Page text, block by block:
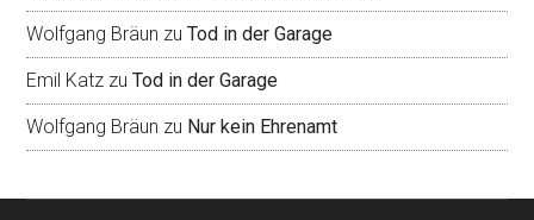
Wolfgang Bräun zuTod in der Garage
Emil Katz zuTod in der Garage
Wolfgang Bräun zu Nur kein Ehrenamt